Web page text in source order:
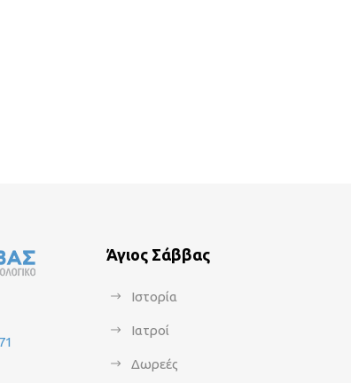
Άγιος Σάββας
Ιστορία
Ιατροί
Δωρεές